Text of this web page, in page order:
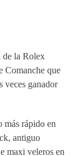
de la Rolex
Comanche que
veces ganador
rápido en
antiguo
maxi veleros en